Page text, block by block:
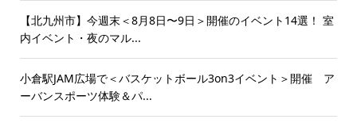
【北九州市】今週末＜8月8日〜9日＞開催のイベント14選！ 室
内イベント・夜のマル...
小倉駅JAM広場で＜バスケットボール3on3イベント＞開催 ア
ーバンスポーツ体験＆パ...